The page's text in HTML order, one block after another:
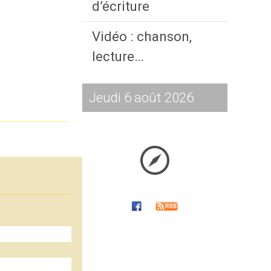
d’écriture
Vidéo : chanson,
lecture…
Jeudi 6 août 2026